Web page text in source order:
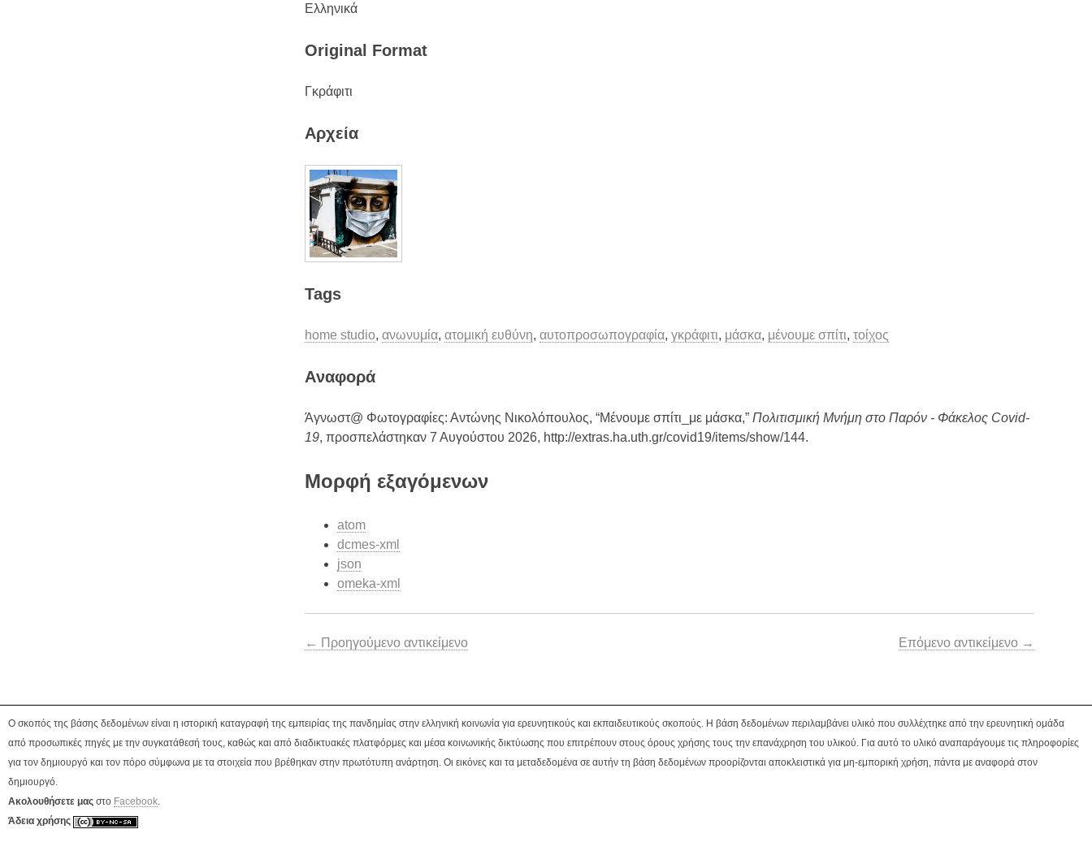
Ελληνικά
Original Format
Γκράφιτι
Αρχεία
Tags
home studio,ανωνυμία,ατομική ευθύνη,αυτοπροσωπογραφία,γκράφιτι, μάσκα, μένουμε σπίτι,τοίχος
Aναφορά
Άγνωστ@ Φωτογραφίες: Αντώνης Νικολόπουλος, “Μένουμε σπίτι_με μάσκα,”Πολιτισμική Μνήμη στο Παρόν - Φάκελος Covid-
19, προσπελάστηκαν 7 Αυγούστου 2026, http://extras.ha.uth.gr/covid19/items/show/144.
Μορφή εξαγόμενων
atom
dcmes-xml
json
omeka-xml
← Προηγούμενο αντικείμενο Επόμενο αντικείμενο →
Ο σκοπός της βάσης δεδομένων είναι η ιστορική καταγραφή της εμπειρίας της πανδημίας στην ελληνική κοινωνία για ερευνητικούς και εκπαιδευτικούς σκοπούς. Η βάση δεδομένων περιλαμβάνει υλικό που συλλέχτηκε από την ερευνητική ομάδα
από προσωπικές πηγές με την συγκατάθεσή τους, καθώς και από διαδικτυακές πλατφόρμες και μέσα κοινωνικής δικτύωσης που επιτρέπουν στους όρους χρήσης τους την επανάχρηση του υλικού. Για αυτό το υλικό αναπαράγουμε τις πληροφορίες
για τον δημιουργό και τον πόρο σύμφωνα με τα στοιχεία που βρέθηκαν στην πρωτότυπη ανάρτηση. Οι εικόνες και τα μεταδεδομένα σε αυτήν τη βάση δεδομένων προορίζονται αποκλειστικά για μη-εμπορική χρήση, πάντα με αναφορά στον
δημιουργό.
Ακολουθήσετε μας στο Facebook
Άδεια χρήσης